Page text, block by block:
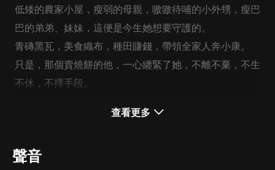
低矮的農家小屋，瘦弱的母親，嗷嗷待哺的小外甥，瘦巴
巴的弟弟、妹妹，這便是今生她想要守護的。
青磚黑瓦，美食織布，種田賺錢，帶領全家人奔小康。
只是，那個賣燒餅的他，一心纏緊了她，不離不棄，不生
不休，不擇手段。
主播團隊：
查看更多
聲音